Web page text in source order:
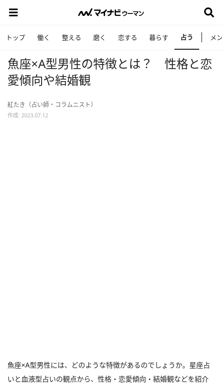
トップ 働く 整える 磨く 恋する 暮らす 占う メ
魚座×A型男性の特徴とは？ 性格と恋
愛傾向や結婚観
紅たき（占い師・コラムニスト）
作成: 2023.07.12
魚座×A型男性には、どのような特徴があるのでしょうか。星座占
いと血液型占いの観点から、性格・恋愛傾向・結婚観などを紹介